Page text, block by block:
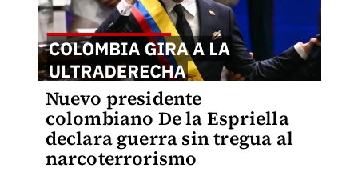
Nuevo presidente
colombiano De la Espriella
declara guerra sin tregua al
narcoterrorismo